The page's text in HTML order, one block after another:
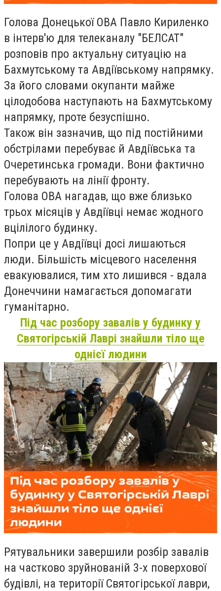
Голова Донецької ОВА Павло Кириленко
в інтерв'ю для телеканалу "БЕЛСАТ"
розповів про актуальну ситуацію на
Бахмутському та Авдіївському напрямку.
За його словами окупанти майже
цілодобова наступають на Бахмутському
напрямку, проте безуспішно.
Також він зазначив, що під постійними
обстрілами перебуває й Авдіївська та
Очеретинська громади. Вони фактично
перебувають на лінії фронту.
Голова ОВА нагадав, що вже близько
трьох місяців у Авдіївці немає жодного
вцілілого будинку.
Попри це у Авдіївці досі лишаються
люди. Більшість місцевого населення
евакуювалися, тим хто лишився - вдала
Донеччини намагається допомагати
гуманітарно.
Під час розбору завалів у будинку у
Святогірській Лаврі знайшли тіло ще
однієї людини
Рятувальники завершили розбір завалів
на частково зруйнованій 3-х поверхової
будівлі, на території Святогірської лаври,